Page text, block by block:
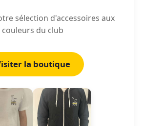
sélection d'accessoires aux
couleurs du club
la boutique